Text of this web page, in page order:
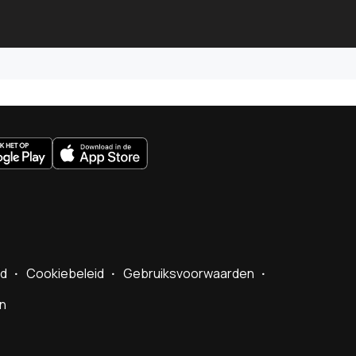
Cookiebeleid
Gebruiksvoorwaarden